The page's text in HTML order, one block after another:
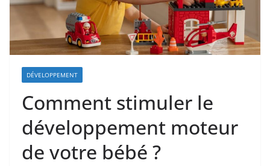
DÉVELOPPEMENT
Comment stimuler le
développement moteur
de votre bébé ?